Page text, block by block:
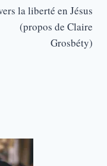
la liberté en Jésus
(propos de Claire
Grosbéty)